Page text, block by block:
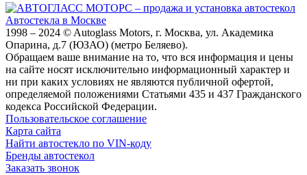
Автостекла в Москве
1998 – 2024 © Autoglass Motors, г. Москва, ул. Академика
Опарина, д.7 (ЮЗАО) (метро Беляево).
Обращаем ваше внимание на то, что вся информация и цены
на сайте носят исключительно информационный характер и
ни при каких условиях не являются публичной офертой,
определяемой положениями Статьями 435 и 437 Гражданского
кодекса Российской Федерации.
Пользовательское соглашение
Карта сайта
Найти автостекло по VIN-коду
Бренды автостекол
Заказать звонок